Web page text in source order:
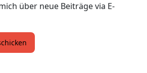
über neue Beiträge via E-